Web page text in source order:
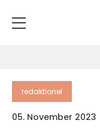
redaktionel
05. November 2023